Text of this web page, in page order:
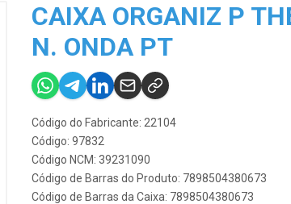
CAIXA ORGANIZ P
N. ONDA PT
Código do Fabricante: 22104
Código: 97832
Código NCM: 39231090
Código de Barras do Produto: 7898504380673
Código de Barras da Caixa: 7898504380673